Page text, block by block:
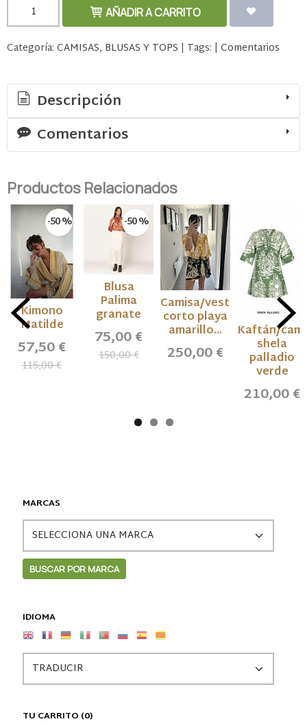
MARCAS
IDIOMA
TU CARRITO (0)
AÑADIR A CARRITO
Categoría: CAMISAS, BLUSAS Y TOPS | Tags: | Comentarios
Descripción
Comentarios
Productos Relacionados
-50 %
Kimono
Matilde
57,50 €
115,00 €
-50 %
Blusa
Palima
granate
75,00 €
150,00 €
Camisa/vestido
corto playa
amarillo...
250,00 €
Kaftán/
shela
palladio
verde
210,00 €